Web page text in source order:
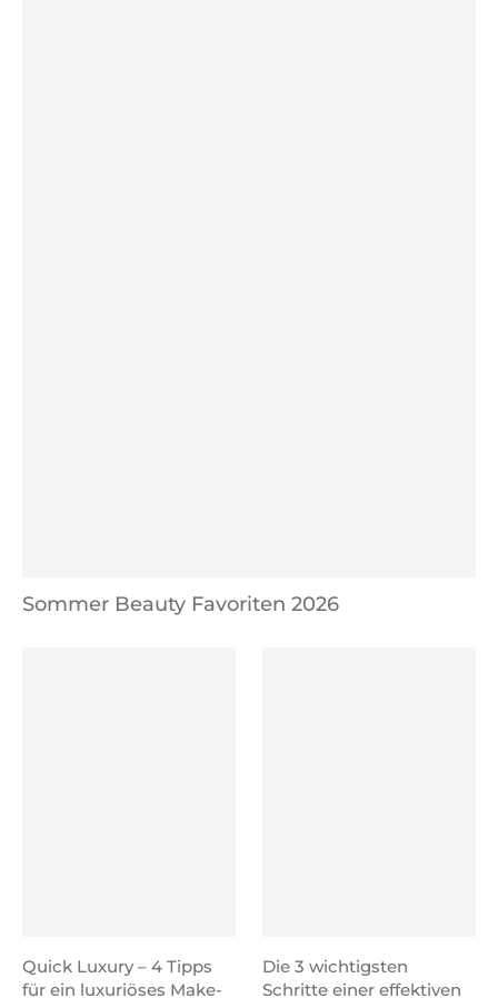
Sommer Beauty Favoriten 2026
Quick Luxury – 4 Tipps
für ein luxuriöses Make-
Die 3 wichtigsten
Schritte einer effektiven